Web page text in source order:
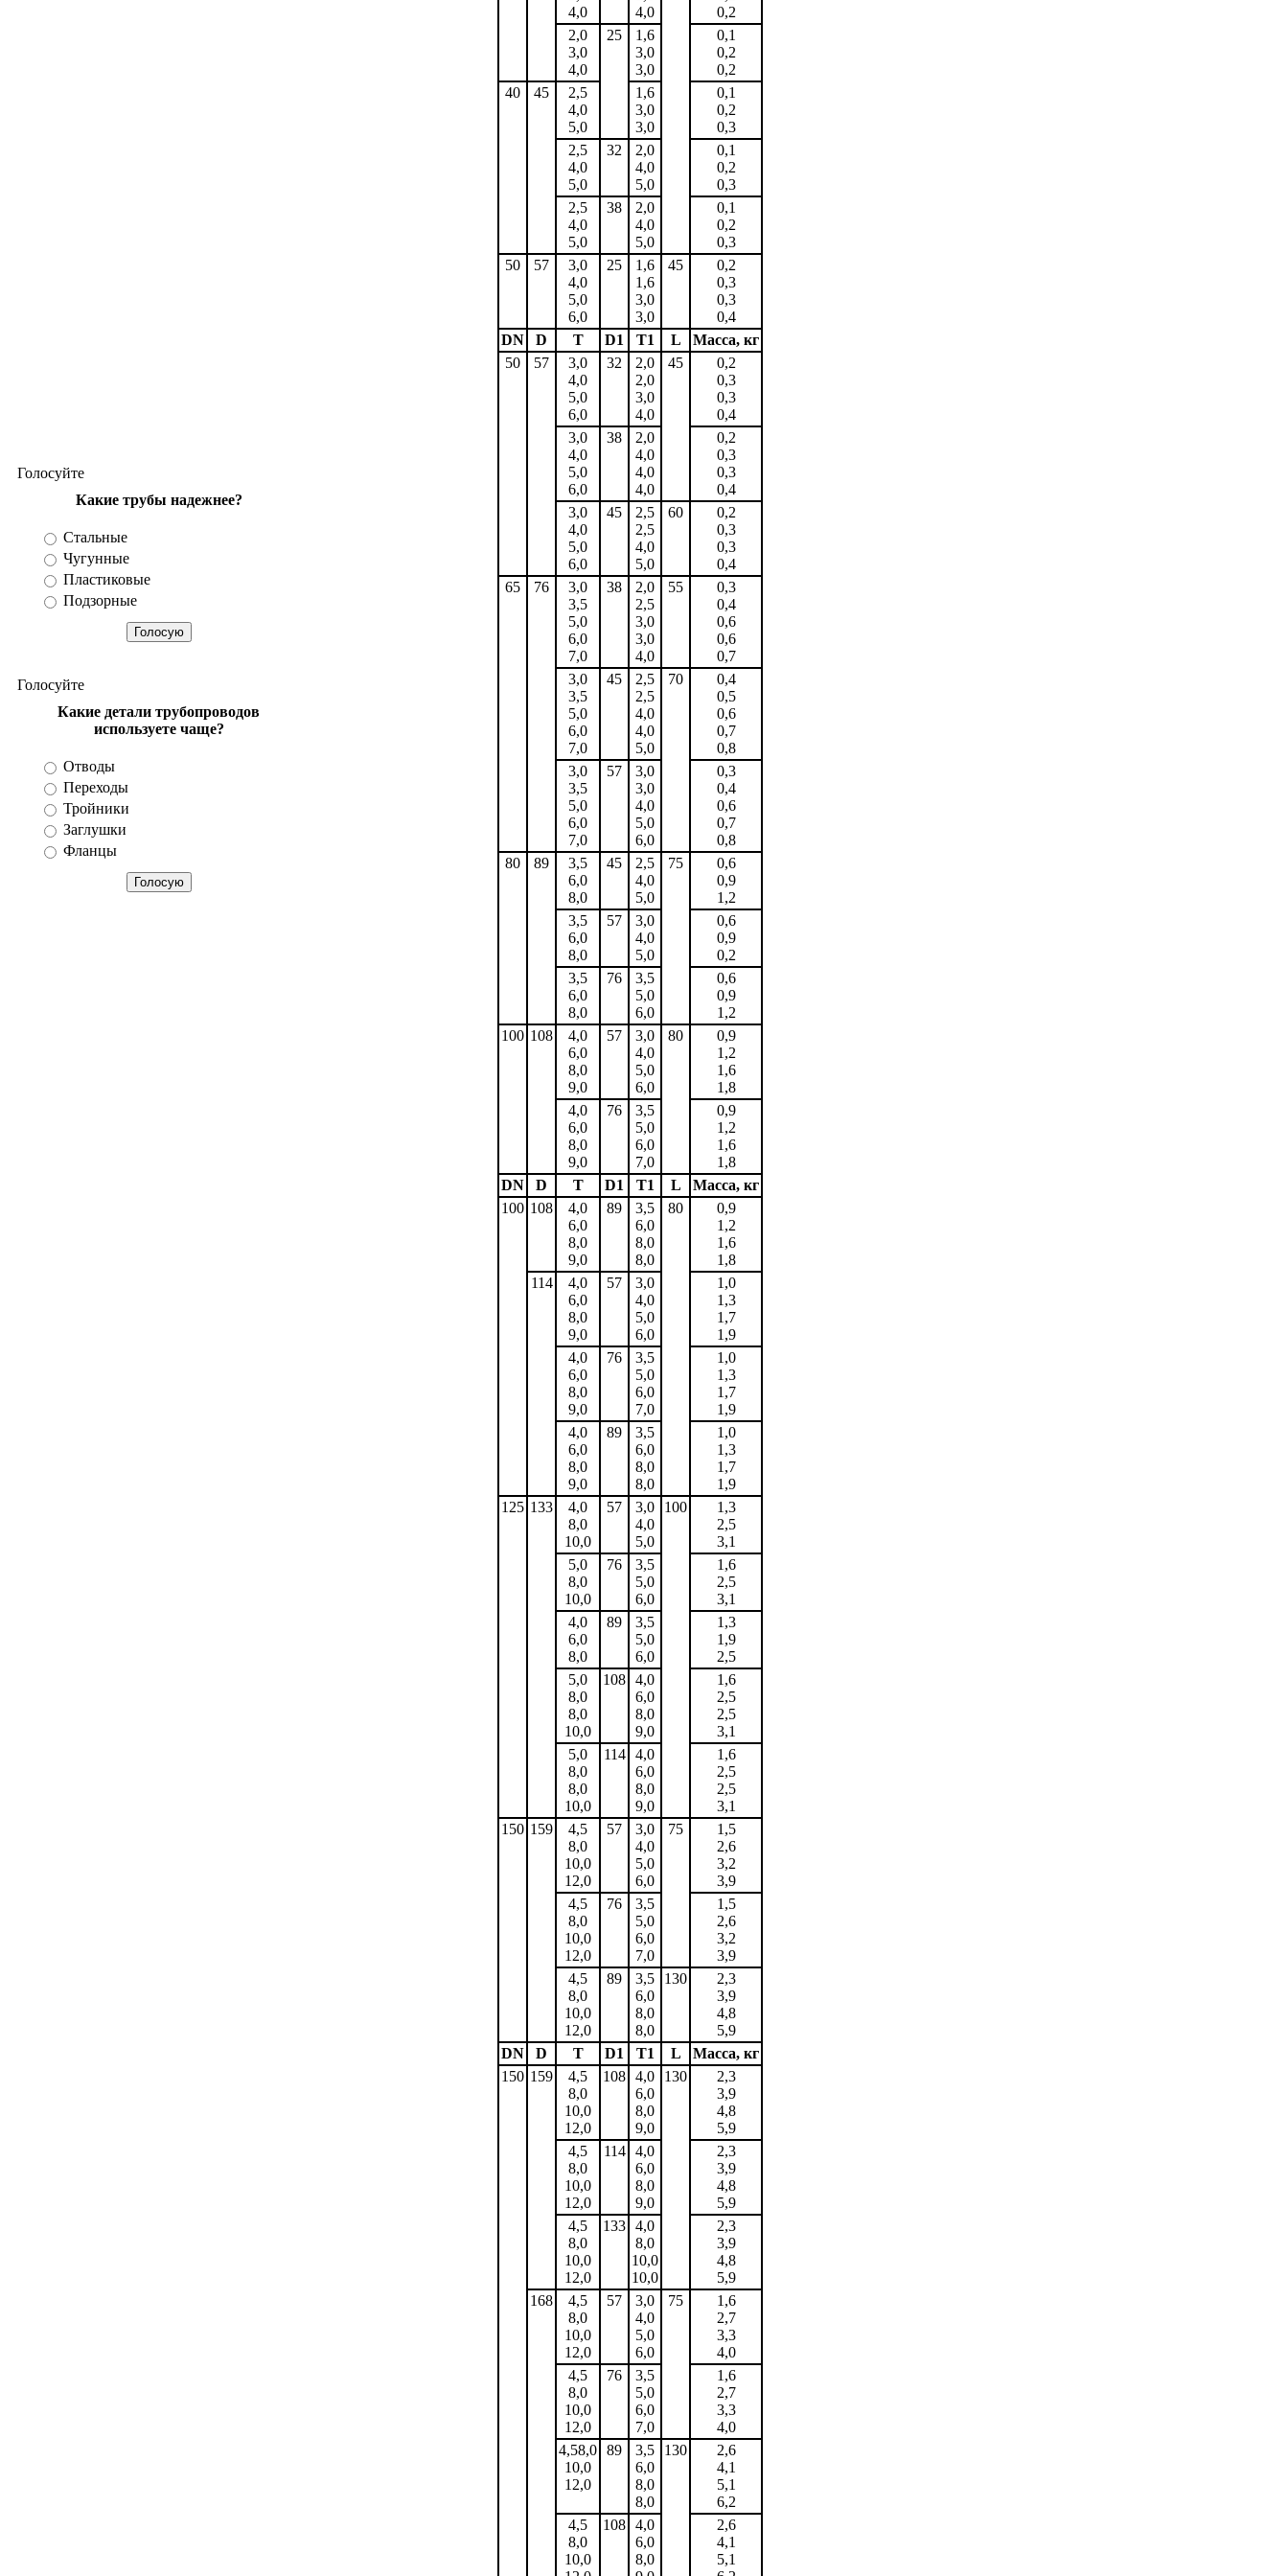
Голосуйте
Какие трубы надежнее?
Стальные
Чугунные
Пластиковые
Подзорные
Голосуйте
Какие детали трубопроводов
используете чаще?
Отводы
Переходы
Тройники
Заглушки
Фланцы
4,0
4,0
0,2
2,0
3,0
4,0
25
1,6
3,0
3,0
0,1
0,2
0,2
40
45
2,5
4,0
5,0
1,6
3,0
3,0
0,1
0,2
0,3
2,5
4,0
5,0
32
2,0
4,0
5,0
0,1
0,2
0,3
2,5
4,0
5,0
38
2,0
4,0
5,0
0,1
0,2
0,3
50
57
3,0
4,0
5,0
6,0
25
1,6
1,6
3,0
3,0
45
0,2
0,3
0,3
0,4
DN
D T D1 T1 L
Масса, кг
50
57
3,0
4,0
5,0
6,0
32
2,0
2,0
3,0
4,0
45
0,2
0,3
0,3
0,4
3,0
4,0
5,0
6,0
38
2,0
4,0
4,0
4,0
0,2
0,3
0,3
0,4
3,0
4,0
5,0
6,0
45
2,5
2,5
4,0
5,0
60
0,2
0,3
0,3
0,4
65
76
3,0
3,5
5,0
6,0
7,0
38
2,0
2,5
3,0
3,0
4,0
55
0,3
0,4
0,6
0,6
0,7
3,0
3,5
5,0
6,0
7,0
45
2,5
2,5
4,0
4,0
5,0
70
0,4
0,5
0,6
0,7
0,8
3,0
3,5
5,0
6,0
7,0
57
3,0
3,0
4,0
5,0
6,0
0,3
0,4
0,6
0,7
0,8
80
89
3,5
6,0
8,0
45
2,5
4,0
5,0
75
0,6
0,9
1,2
3,5
6,0
8,0
57
3,0
4,0
5,0
0,6
0,9
0,2
3,5
6,0
8,0
76
3,5
5,0
6,0
0,6
0,9
1,2
100 108
4,0
6,0
8,0
9,0
57
3,0
4,0
5,0
6,0
80
0,9
1,2
1,6
1,8
4,0
6,0
8,0
9,0
76
3,5
5,0
6,0
7,0
0,9
1,2
1,6
1,8
DN
D T D1 T1 L
Масса, кг
100 108
4,0
6,0
8,0
9,0
89
3,5
6,0
8,0
8,0
80
0,9
1,2
1,6
1,8
114
4,0
6,0
8,0
9,0
57
3,0
4,0
5,0
6,0
1,0
1,3
1,7
1,9
4,0
6,0
8,0
9,0
76
3,5
5,0
6,0
7,0
1,0
1,3
1,7
1,9
4,0
6,0
8,0
9,0
89
3,5
6,0
8,0
8,0
1,0
1,3
1,7
1,9
125 133
4,0
8,0
10,0
57
3,0
4,0
5,0
100
1,3
2,5
3,1
5,0
8,0
10,0
76
3,5
5,0
6,0
1,6
2,5
3,1
4,0
6,0
8,0
89
3,5
5,0
6,0
1,3
1,9
2,5
5,0
8,0
8,0
10,0
108 4,0
6,0
8,0
9,0
1,6
2,5
2,5
3,1
5,0
8,0
8,0
10,0
114
4,0
6,0
8,0
9,0
1,6
2,5
2,5
3,1
150 159
4,5
8,0
10,0
12,0
57
3,0
4,0
5,0
6,0
75
1,5
2,6
3,2
3,9
4,5
8,0
10,0
12,0
76
3,5
5,0
6,0
7,0
1,5
2,6
3,2
3,9
4,5
8,0
10,0
12,0
89
3,5
6,0
8,0
8,0
130
2,3
3,9
4,8
5,9
DN
D T D1 T1 L
Масса, кг
150 159
4,5
8,0
10,0
12,0
108 4,0
6,0
8,0
9,0
130
2,3
3,9
4,8
5,9
4,5
8,0
10,0
12,0
114
4,0
6,0
8,0
9,0
2,3
3,9
4,8
5,9
4,5
8,0
10,0
12,0
133 4,0
8,0
10,0
10,0
2,3
3,9
4,8
5,9
168
4,5
8,0
10,0
12,0
57
3,0
4,0
5,0
6,0
75
1,6
2,7
3,3
4,0
4,5
8,0
10,0
12,0
76
3,5
5,0
6,0
7,0
1,6
2,7
3,3
4,0
4,58,0
10,0
12,0
89
3,5
6,0
8,0
8,0
130
2,6
4,1
5,1
6,2
4,5
8,0
10,0
108 4,0
6,0
8,0
2,6
4,1
5,1